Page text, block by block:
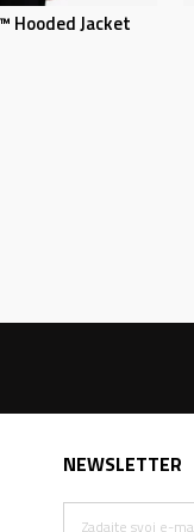
Hooded Jacket
NEWSLETTER